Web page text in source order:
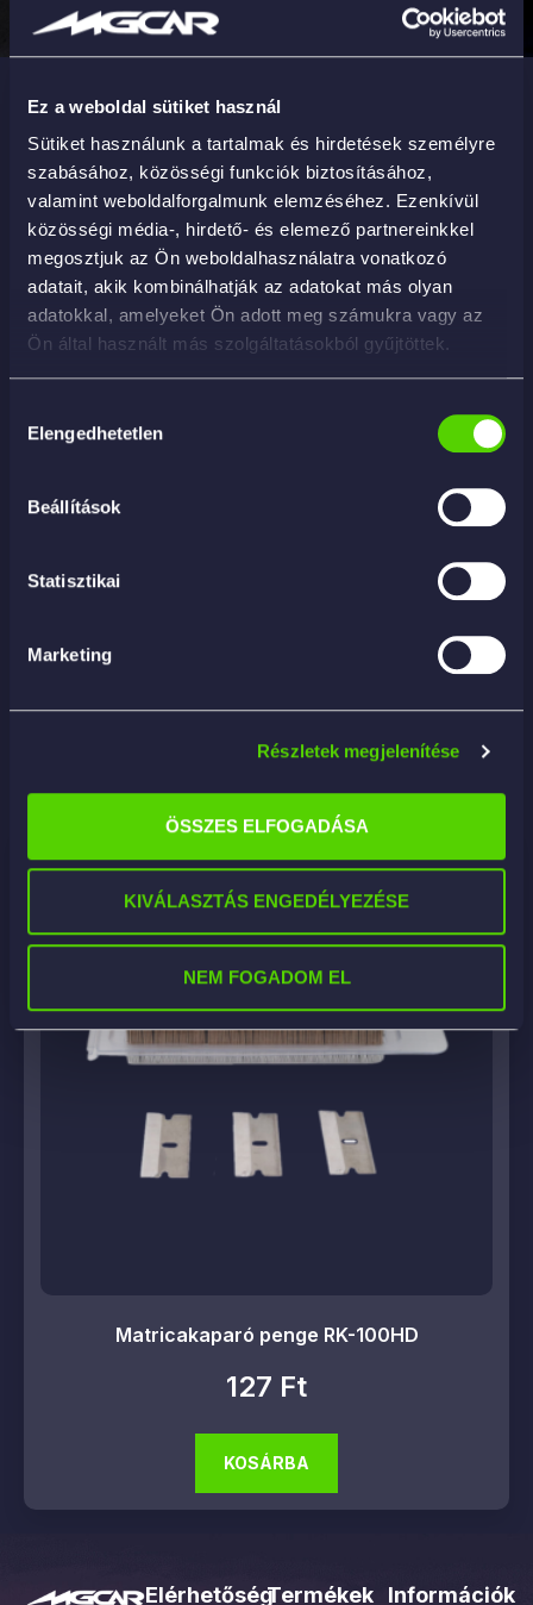
Ez a weboldal sütiket használ
Sütiket használunk a tartalmak és hirdetések személyre
szabásához, közösségi funkciók biztosításához,
valamint weboldalforgalmunk elemzéséhez. Ezenkívül
közösségi média-, hirdető- és elemező partnereinkkel
megosztjuk az Ön weboldalhasználatra vonatkozó
adatait, akik kombinálhatják az adatokat más olyan
adatokkal, amelyeket Ön adott meg számukra vagy az
Ön által használt más szolgáltatásokból gyűjtöttek.
kiválasztása
Elengedhetetlen
Beállítások
Statisztikai
Marketing
Részletek megjelenítése
ÖSSZES ELFOGADÁSA
KIVÁLASZTÁS ENGEDÉLYEZÉSE
NEM FOGADOM EL
Biztonságos bankkártyás fizetés
ProGlass szélvédőjavító készlet, amely minden
szükséges eszközt és anyagot tartalmaz kőfelverődések
javításához.
Tartalma:
– injektor
– penge
– vékony ragasztó
– vastag ragasztó
– tükör
Kapcsolódó termékek
Matricakaparó penge RK-100HD
127 Ft
KOSÁRBA
ElérhetőségTermékek Információk